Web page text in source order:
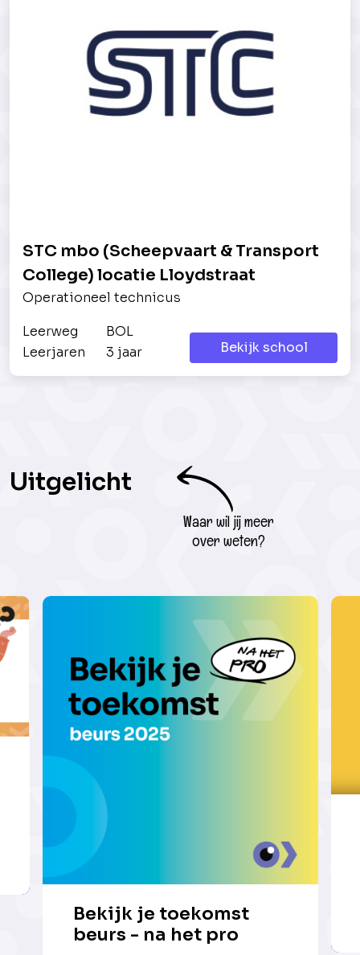
STC mbo (Scheepvaart & Transport
College) locatie Lloydstraat
Operationeel technicus
Leerweg
BOL
Leerjaren
3 jaar Bekijk school
Uitgelicht
Waar wil jij meer
over weten?
Bekijk je toekomst
beurs - na het pro